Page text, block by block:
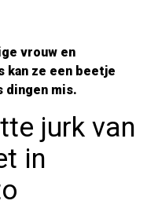
vrouw en
kan ze een beetje
dingen mis.
jurk van
in